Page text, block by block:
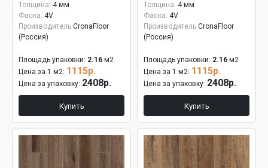
Толщина: 4 мм
Фаска: 4V
Производитель CronaFloor
(Россия)
Площадь упаковки: 2.16 м2
Цена за 1 м2: 1115р.
Цена за упаковку: 2408р.
Купить
Толщина: 4 мм
Фаска: 4V
Производитель CronaFloor
(Россия)
Площадь упаковки: 2.16 м2
Цена за 1 м2: 1115р.
Цена за упаковку: 2408р.
Купить